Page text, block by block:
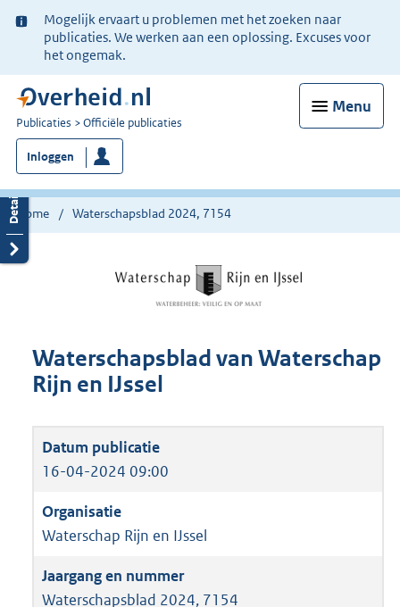
Ter
informatie:
Mogelijk ervaart u problemen met het zoeken naar
publicaties. We werken aan een oplossing. Excuses voor
het ongemak.
Menu
U
bent
nu
hier:
Publicaties Officiële publicaties
Inloggen
Home Waterschapsblad 2024, 7154
Waterschapsblad van Waterschap
Rijn en IJssel
16-04-2024 09:00
Waterschap Rijn en IJssel
Waterschapsblad 2024, 7154